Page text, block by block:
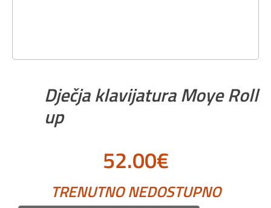
Dječja klavijatura Moye Roll
up
52.00€
TRENUTNO NEDOSTUPNO